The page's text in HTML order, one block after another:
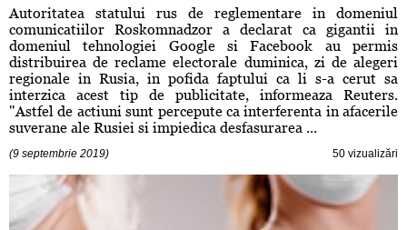
Autoritatea statului rus de reglementare in domeniul
comunicatiilor Roskomnadzor a declarat ca gigantii in
domeniul tehnologiei Google si Facebook au permis
distribuirea de reclame electorale duminica, zi de alegeri
regionale in Rusia, in pofida faptului ca li s-a cerut sa
interzica acest tip de publicitate, informeaza Reuters.
"Astfel de actiuni sunt percepute ca interferenta in afacerile
suverane ale Rusiei si impiedica desfasurarea ...
(9 septembrie 2019) 50 vizualizări